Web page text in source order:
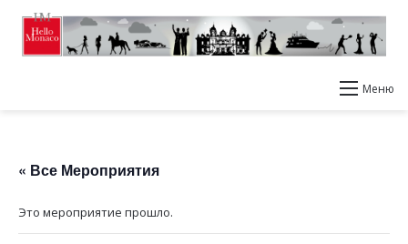
Меню
« Все Мероприятия
Это мероприятие прошло.